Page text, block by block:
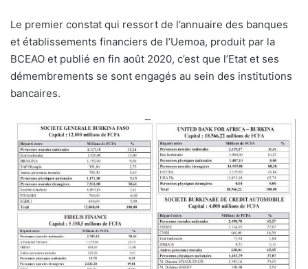
Le premier constat qui ressort de l’annuaire des banques
et établissements financiers de l’Uemoa, produit par la
BCEAO et publié en fin août 2020, c’est que l’Etat et ses
démembrements se sont engagés au sein des institutions
bancaires.